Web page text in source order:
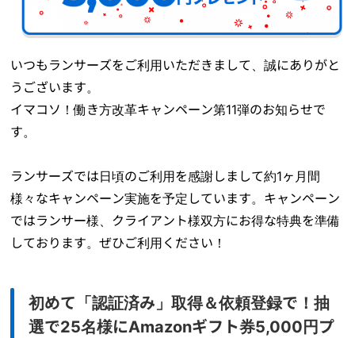
いつもランサーズをご利用いただきまして、誠にありがと
うございます。
イマコソ！働き方改革キャンペーン第11弾のお知らせで
す。
ランサーズでは日頃のご利用を感謝しまして約1ヶ月間
様々なキャンペーン実施を予定しています。キャンペーン
ではランサー様、クライアント様双方にお得な特典を準備
しております。ぜひご利用ください！
初めて「認証済み」取得＆依頼登録で！抽
選で25名様にAmazonギフト券5,000円プ